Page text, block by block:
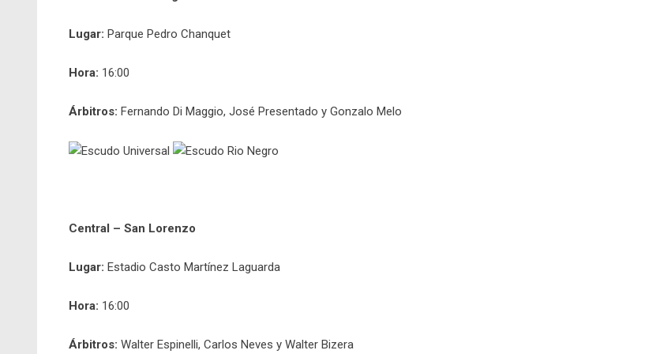
Lugar: Parque Pedro Chanquet
Hora: 16:00
Árbitros: Fernando Di Maggio, José Presentado y Gonzalo Melo
Central – San Lorenzo
Lugar: Estadio Casto Martínez Laguarda
Hora: 16:00
Árbitros: Walter Espinelli, Carlos Neves y Walter Bizera